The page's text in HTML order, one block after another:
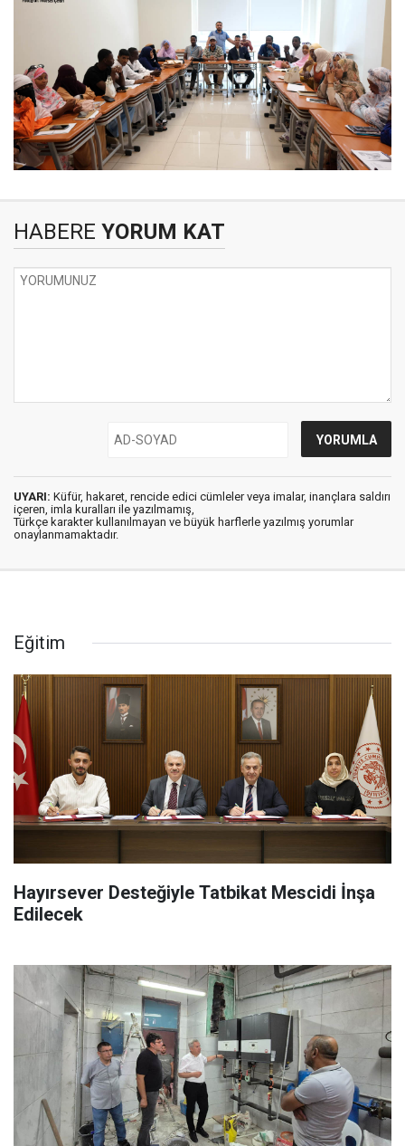
HABERE YORUM KAT
UYARI: Küfür, hakaret, rencide edici cümleler veya imalar, inançlara saldırı
içeren, imla kuralları ile yazılmamış,
Türkçe karakter kullanılmayan ve büyük harflerle yazılmış yorumlar
onaylanmamaktadır.
Eğitim
Hayırsever Desteğiyle Tatbikat Mescidi İnşa
Edilecek